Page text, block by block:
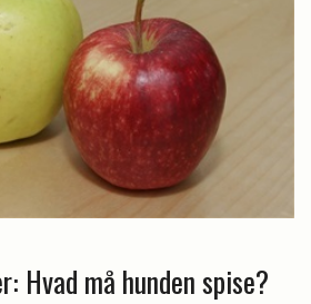
Hvad må hunden spise?